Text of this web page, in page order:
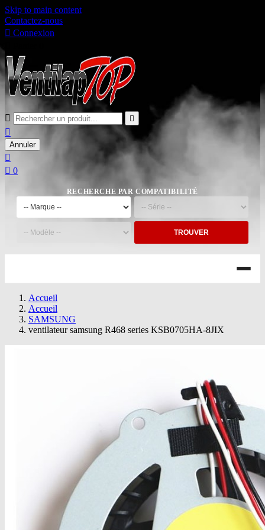
Skip to main content
Contactez-nous
 Connexion
 

Annuler

 0
RECHERCHE PAR COMPATIBILITÉ
TROUVER
Accueil
Accueil
SAMSUNG
ventilateur samsung R468 series KSB0705HA-8JIX